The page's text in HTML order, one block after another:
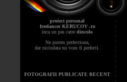
proiect personal
freelancer KERUCOV .ro
inca un pas catre dincolo
Ne putem perfectiona,
dar niciodata nu vom fi perfecti.
FOTOGRAFII PUBLICATE RECENT